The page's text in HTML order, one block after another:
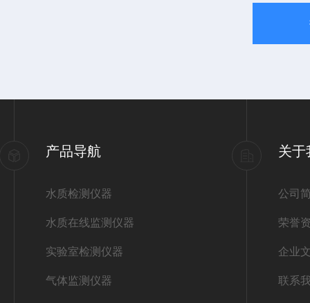
产品导航
水质检测仪器
水质在线监测仪器
实验室检测仪器
气体监测仪器
关于
公司
荣誉
企业
联系